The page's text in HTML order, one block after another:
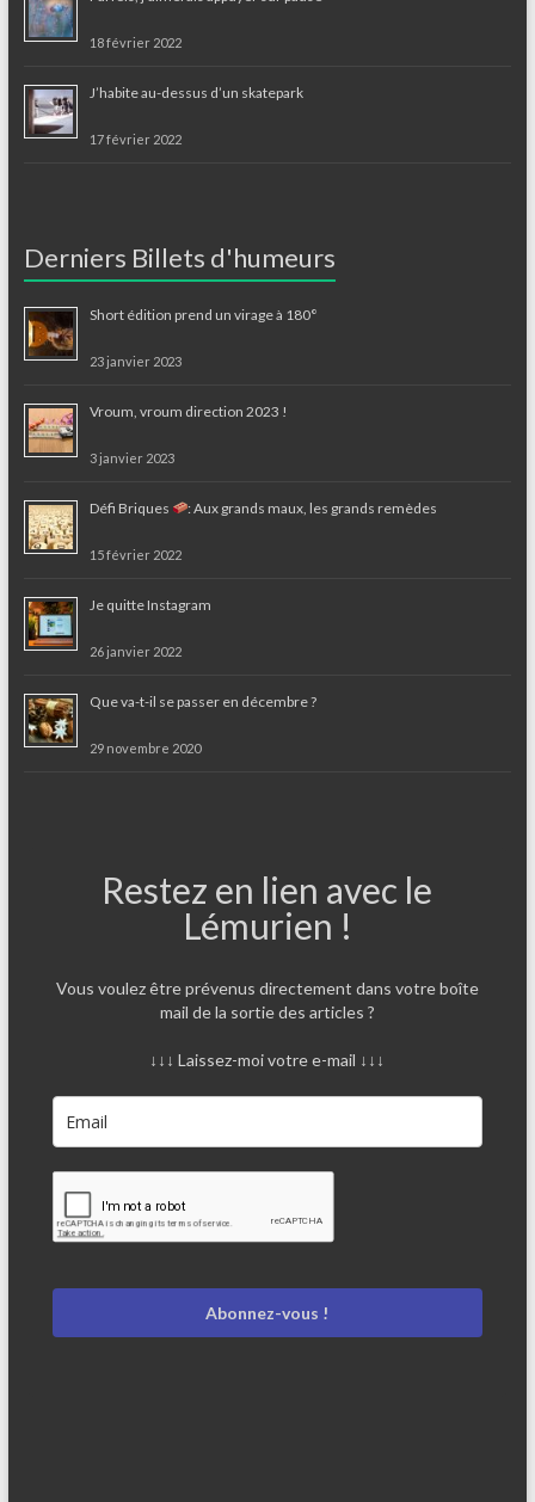
18 février 2022
J’habite au-dessus d’un skatepark
17 février 2022
Derniers Billets d'humeurs
Short édition prend un virage à 180°
23 janvier 2023
Vroum, vroum direction 2023 !
3 janvier 2023
Défi Briques : Aux grands maux, les grands remèdes
15 février 2022
Je quitte Instagram
26 janvier 2022
Que va-t-il se passer en décembre ?
29 novembre 2020
Restez en lien avec le
Lémurien !
Vous voulez être prévenus directement dans votre boîte
mail de la sortie des articles ?
↓↓↓ Laissez-moi votre e-mail ↓↓↓
Abonnez-vous !